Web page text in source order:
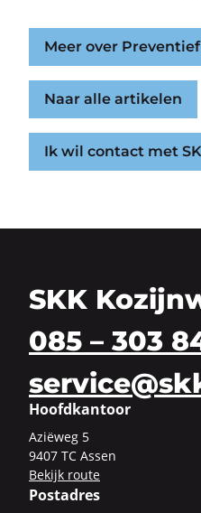
Meer over
Naar alle artikelen
Ik wil contact met
SKK
085 – 303
Hoofdkantoor
Azi­ë­weg 5
9407 TC Assen
Be­kijk route
Postadres